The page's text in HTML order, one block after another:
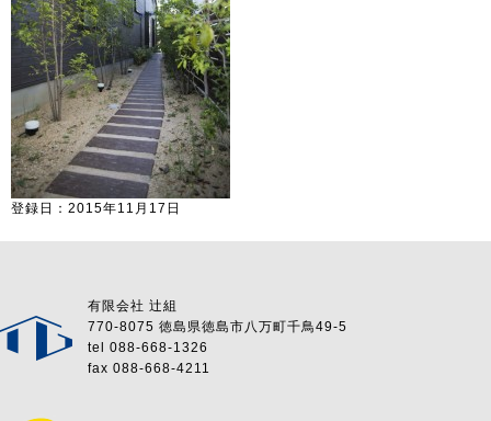
登録日：2015年11月17日
有限会社 辻組
770-8075 徳島県徳島市八万町千鳥49-5
tel 088-668-1326
fax 088-668-4211